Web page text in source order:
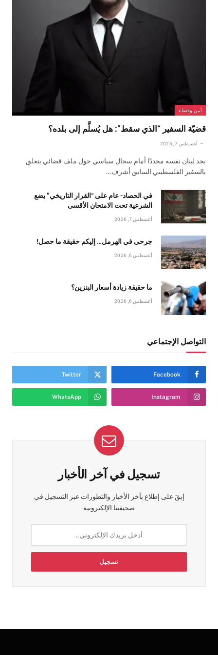
أمن وقضاء
قضيّة السفير “الذي سقط”: هل يُسلَّم إلى بلده؟
أغسطس 7, 2026
يجد لبنان نفسه مجددًا أمام سجال سياسي حول ملف قضائي يتعلق
بالسفير الفلسطيني السابق أشرف…
في الحصاد- عام على “القرار التاريخي” يضع
الشرعية تحت الامتحان الأقسى
أغسطس 7, 2026
جرحى في الهرمل… إليكم حقيقة ما حصل!
أغسطس 6, 2026
ما حقيقة زيادة أسعار البنزين؟
أغسطس 6, 2026
التواصل الإجتماعي
Facebook
Twitter
Instagram
WhatsApp
تسجيل في آخر الأخبار
إبقَ على إطلاع بآخر الأخبار والتطورات عبر التسجيل في
صحيفتنا الإلكترونية